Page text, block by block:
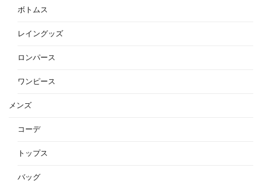
ボトムス
レイングッズ
ロンパース
ワンピース
メンズ
コーデ
トップス
バッグ